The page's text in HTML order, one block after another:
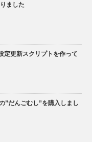
ました
更新スクリプトを作って
”だんごむし”を購入しまし